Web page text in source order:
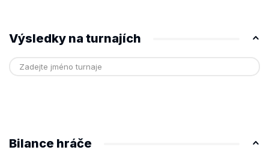
Výsledky na turnajích
Bilance hráče